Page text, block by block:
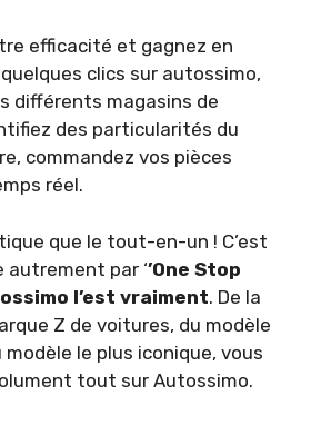
efficacité et gagnez en
clics sur autossimo,
différents magasins de
des particularités du
commandez vos pièces
réel.
que le tout-en-un ! C’est
autrement par ‘’One Stop
l’est vraiment. De la
Z de voitures, du modèle
modèle le plus iconique, vous
tout sur Autossimo.